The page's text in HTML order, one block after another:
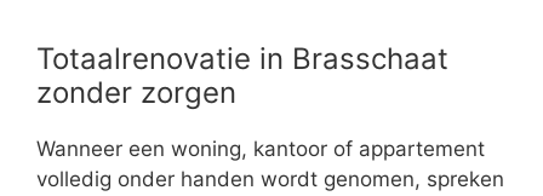
Totaalrenovatie in Brasschaat
zonder zorgen
Wanneer een woning, kantoor of appartement
volledig onder handen wordt genomen, spreken